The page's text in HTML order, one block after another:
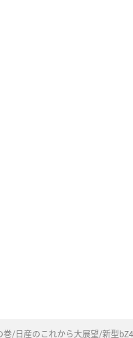
/日産のこれから大展望/新型